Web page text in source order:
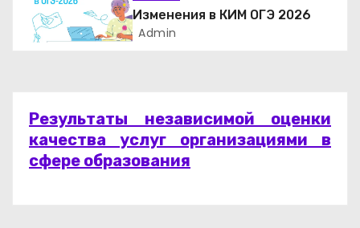
а
п
с
я
Изменения в КИМ ОГЭ 2026
Admin
Результаты независимой оценки
качества услуг организациями в
сфере образования